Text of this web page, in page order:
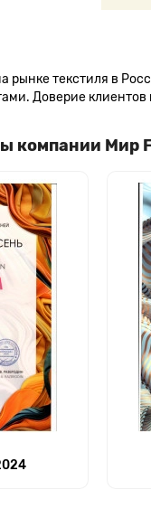
рынке текстиля в
Доверие клиентов
компании Мир